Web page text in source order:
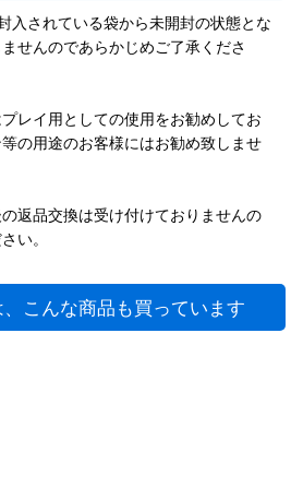
入されている袋から未開封の状態とな
せんのであらかじめご了承くださ
レイ用としての使用をお勧めしてお
の用途のお客様にはお勧め致しませ
返品交換は受け付けておりませんの
い。
こんな商品も買っています